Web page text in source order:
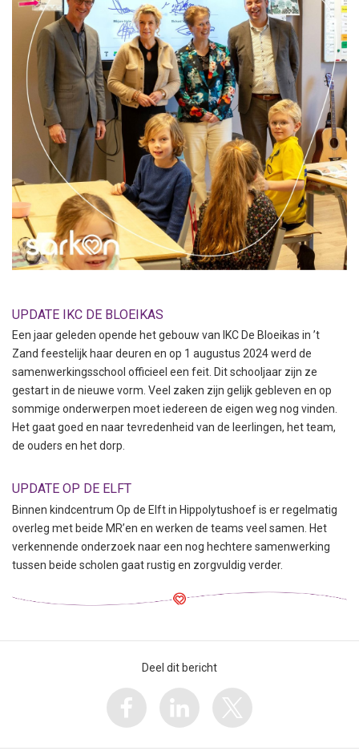
UPDATE IKC DE BLOEIKAS
Een jaar geleden opende het gebouw van IKC De Bloeikas in ’t
Zand feestelijk haar deuren en op 1 augustus 2024 werd de
samenwerkingsschool officieel een feit. Dit schooljaar zijn ze
gestart in de nieuwe vorm. Veel zaken zijn gelijk gebleven en op
sommige onderwerpen moet iedereen de eigen weg nog vinden.
Het gaat goed en naar tevredenheid van de leerlingen, het team,
de ouders en het dorp.
UPDATE OP DE ELFT
Binnen kindcentrum Op de Elft in Hippolytushoef is er regelmatig
overleg met beide MR’en en werken de teams veel samen. Het
verkennende onderzoek naar een nog hechtere samenwerking
tussen beide scholen gaat rustig en zorgvuldig verder.
Deel dit bericht